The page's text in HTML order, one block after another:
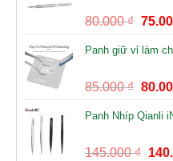
80.000₫
Panh giữ vỉ làm
85.000₫
Panh Nhíp Qianli
145.000₫